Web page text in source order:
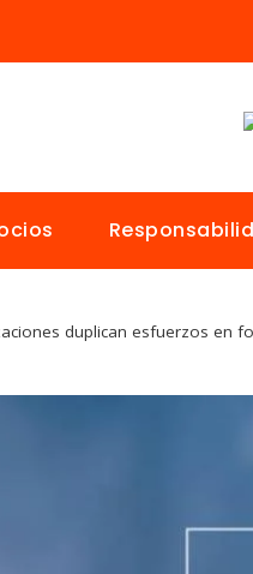
duplican esfuerzos en